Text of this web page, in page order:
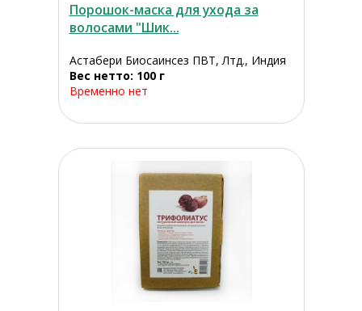
Порошок-маска для ухода за
волосами "Шик...
Астабери Биосаинсез ПВТ, Лтд., Индия
Вес нетто: 100 г
Временно нет